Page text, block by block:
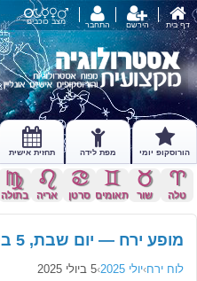
דף בית הירשם התחבר מצב כוכבים
הורוסקופ יומי מפת לידה תחזית אישית
a
טלה
s
שור
d
תאומים
f
סרטן
g
אריה
h
בתולה
מופע ירח — יום שבת, 5 ביולי 2025
לוח ירח›יולי 2025 ›5 ביולי 2025